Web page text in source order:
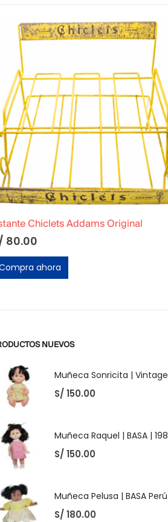
de Coser Ochentera Rosa
40.00
ahora
NUEVOS
Muñeca Sonricita | Vintage
S/ 150.00
S/ 150.00
S/ 180.00